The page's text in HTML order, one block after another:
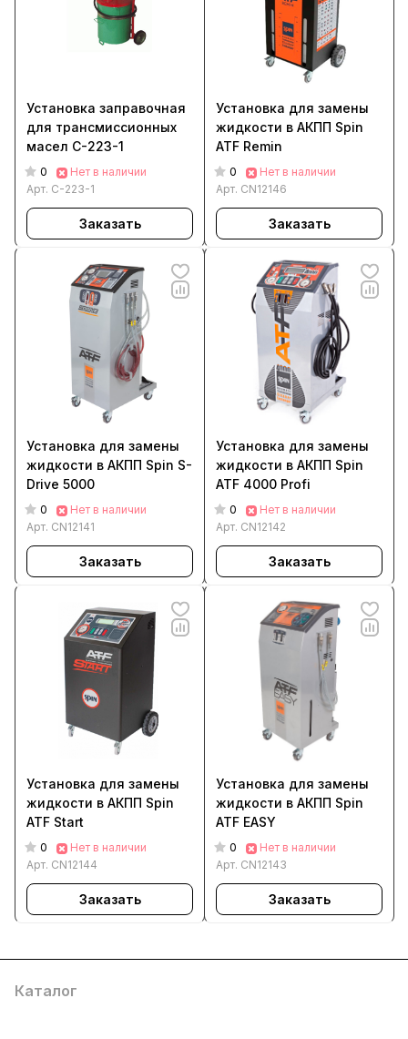
Установка заправочная
для трансмиссионных
масел С-223-1
0
Нет в наличии
Арт. С-223-1
Заказать
Установка для замены
жидкости в АКПП Spin
ATF Remin
0
Нет в наличии
Арт. CN12146
Заказать
Установка для замены
жидкости в АКПП Spin S-
Drive 5000
0
Нет в наличии
Арт. CN12141
Заказать
Установка для замены
жидкости в АКПП Spin
ATF 4000 Profi
0
Нет в наличии
Арт. CN12142
Заказать
Установка для замены
жидкости в АКПП Spin
ATF Start
0
Нет в наличии
Арт. CN12144
Заказать
Установка для замены
жидкости в АКПП Spin
ATF EASY
0
Нет в наличии
Арт. CN12143
Заказать
Каталог